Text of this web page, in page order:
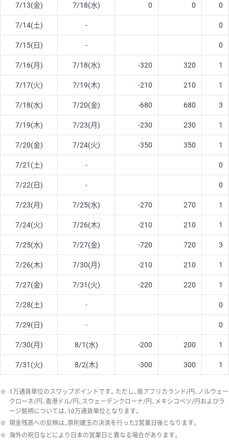
7/13(金) 7/18(水) 0 0 0
7/14(土) - 0
7/15(日) - 0
7/16(月) 7/18(水) -320 320 1
7/17(火) 7/19(木) -210 210 1
7/18(水) 7/20(金) -680 680 3
7/19(木) 7/23(月) -230 230 1
7/20(金) 7/24(火) -350 350 1
7/21(土) - 0
7/22(日) - 0
7/23(月) 7/25(水) -270 270 1
7/24(火) 7/26(木) -210 210 1
7/25(水) 7/27(金) -720 720 3
7/26(木) 7/30(月) -210 210 1
7/27(金) 7/31(火) -220 220 1
7/28(土) - 0
7/29(日) - 0
7/30(月) 8/1(水) -200 200 1
7/31(火) 8/2(木) -300 300 1
※ 1万通貨単位のスワップポイントです。ただし、南アフリカランド/円、ノルウェー
クローネ/円、香港ドル/円、スウェーデンクローナ/円、メキシコペソ/円およびラ
ージ銘柄については、10万通貨単位となります。
※ 現金残高への反映は、原則建玉の決済を行った2営業日後となります。
※ 海外の祝日などにより日本の営業日と異なる場合があります。